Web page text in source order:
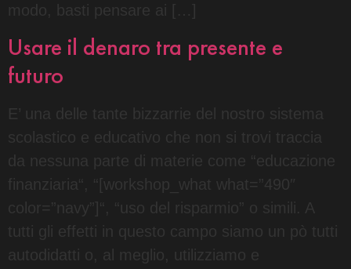
modo, basti pensare ai […]
Usare il denaro tra presente e
futuro
E’ una delle tante bizzarrie del nostro sistema
scolastico e educativo che non si trovi traccia
da nessuna parte di materie come “educazione
finanziaria“, “[workshop_what what=”490″
color=”navy”]“, “uso del risparmio” o simili. A
tutti gli effetti in questo campo siamo un pò tutti
autodidatti o, al meglio, utilizziamo e